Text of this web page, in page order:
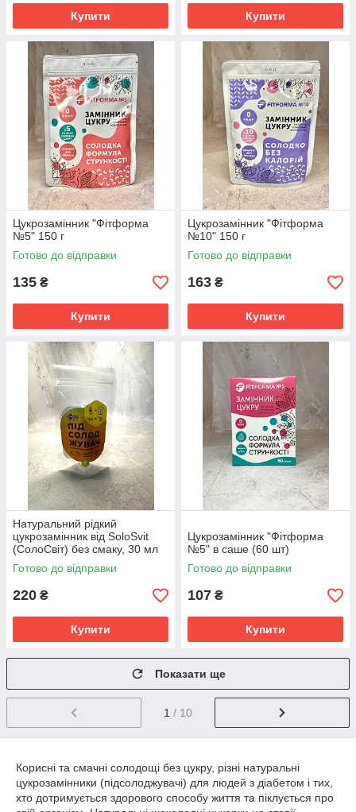
Купити Купити
Цукрозамінник "Фітформа
№5" 150 г
Готово до відправки
135 ₴
Купити
Цукрозамінник "Фітформа
№10" 150 г
Готово до відправки
163 ₴
Купити
Натуральний рідкий
цукрозамінник від SoloSvit
(СолоСвіт) без смаку, 30 мл
Готово до відправки
220 ₴
Купити
Цукрозамінник "Фітформа
№5" в саше (60 шт)
Готово до відправки
107 ₴
Купити
Показати ще
1 / 10
Корисні та смачні солодощі без цукру, різні натуральні
цукрозамінники (підсолоджувачі) для людей з діабетом і тих,
хто дотримується здорового способу життя та піклується про